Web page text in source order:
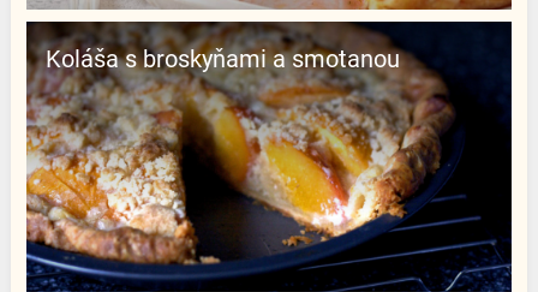
Koláša s broskyňami a smotanou